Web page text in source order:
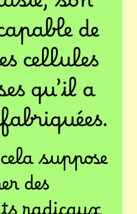
de
cellules
qu’il a
suppose
des